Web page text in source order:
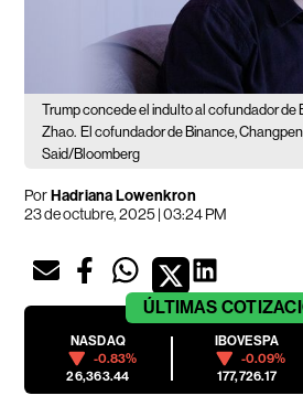
Trump concede el indulto al cofundador de
Zhao. El cofundador de Binance,
Said/Bloomberg
PorHadriana Lowenkron
23 de octubre, 2025 | 03:24 PM
ÚLTIMAS
NASDAQ
-0.83%
26,363.44
IBOVESPA
-0.09%
177,726.17